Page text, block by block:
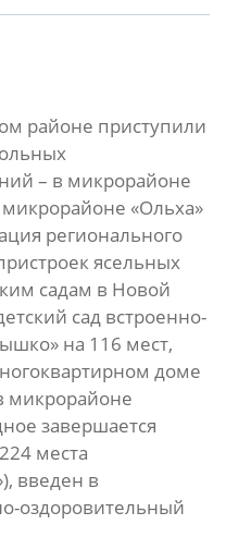
районе приступили
– в микрорайоне
«Ольха»
регионального
ясельных
садам в Новой
сад встроенно-
на 116 мест,
доме
завершается
места
введен в
оздоровительный